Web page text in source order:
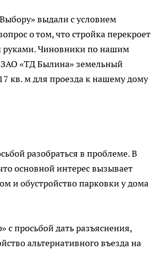
выдали с условием
о том, что стройка перекроет
руками. Чиновники по нашим
ЗАО «ТД Былина» земельный
кв. м для проезда к нашему дому
разобраться в проблеме. В
основной интерес вызывает
и обустройство парковки у дома
просьбой дать разъяснения,
альтернативного въезда на